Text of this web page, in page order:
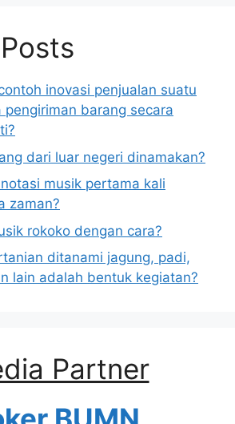
inovasi penjualan suatu
pengiriman barang secara
dari luar negeri dinamakan?
musik pertama kali
zaman?
rokoko dengan cara?
ditanami jagung, padi,
lain adalah bentuk kegiatan?
Partner